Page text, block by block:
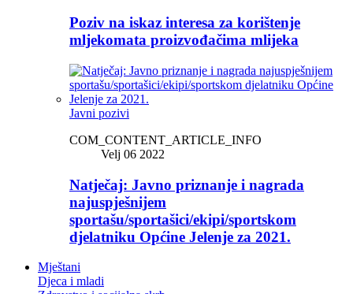
Poziv na iskaz interesa za korištenje
mljekomata proizvođačima mlijeka
Javni pozivi
COM_CONTENT_ARTICLE_INFO
Velj 06 2022
Natječaj: Javno priznanje i nagrada
najuspješnijem
sportašu/sportašici/ekipi/sportskom
djelatniku Općine Jelenje za 2021.
Mještani
Djeca i mladi